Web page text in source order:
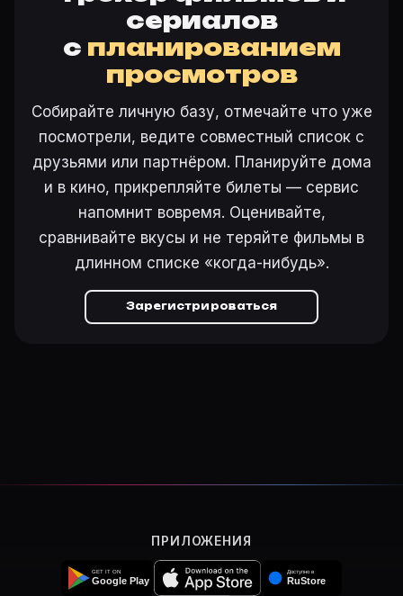
сериалов
с планированием
просмотров
Собирайте личную базу, отмечайте что уже
посмотрели, ведите совместный список с
друзьями или партнёром. Планируйте дома
и в кино, прикрепляйте билеты — сервис
напомнит вовремя. Оценивайте,
сравнивайте вкусы и не теряйте фильмы в
длинном списке «когда-нибудь».
Зарегистрироваться
ПРИЛОЖЕНИЯ